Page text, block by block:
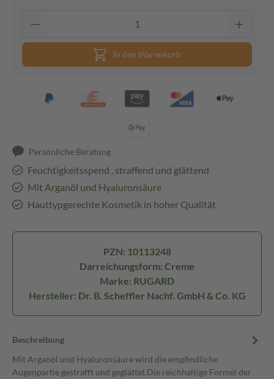
In den Warenkorb
Persönliche Beratung
Feuchtigkeitsspend , straffend und glättend
Mit Arganöl und Hyaluronsäure
Hauttypgerechte Kosmetik in hoher Qualität
PZN: 10113248
Darreichungsform: Creme
Marke: RUGARD
Hersteller: Dr. B. Scheffler Nachf. GmbH & Co. KG
Beschreibung
Mit Arganöl und Hyaluronsäure wird die empfindliche
Augenpartie gestrafft und geglättet.Die reichhaltige Formel der